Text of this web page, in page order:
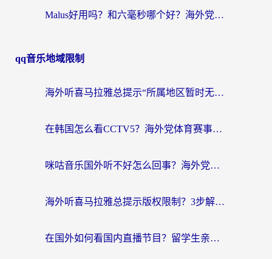
Malus好用吗？和六毫秒哪个好？海外党选回国加速器的避坑指南
qq音乐地域限制
海外听喜马拉雅总提示“所属地区暂时无版权”？这个限制解除方法亲测有效！
在韩国怎么看CCTV5？海外党体育赛事+中文解说观看终极指南
咪咕音乐国外听不好怎么回事？海外党听歌自由的终极解决方案来了
海外听喜马拉雅总提示版权限制？3步解决+2个音乐平台问题全攻略
在国外如何看国内直播节目？留学生亲测有效的追剧加速指南